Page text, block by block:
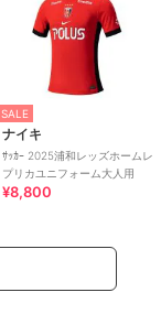
SALE
ナイキ
ｻｯｶｰ 2025浦和レッズホームレ
プリカユニフォーム大人用
¥8,800